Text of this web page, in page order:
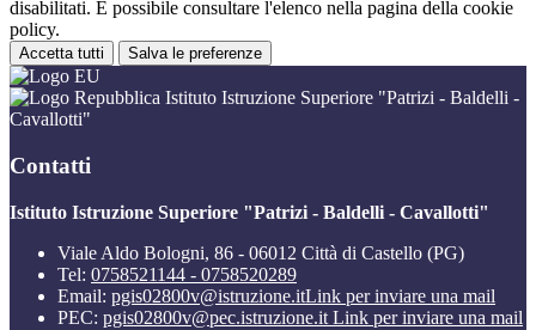
disabilitati. È possibile consultare l'elenco nella pagina della cookie
policy.
Accetta tutti Salva le preferenze
Istituto Istruzione Superiore "Patrizi - Baldelli -
Cavallotti"
Contatti
Istituto Istruzione Superiore "Patrizi - Baldelli - Cavallotti"
Viale Aldo Bologni, 86 - 06012 Città di Castello (PG)
Tel: 0758521144 - 0758520289
Email: pgis02800v@istruzione.itLink per inviare una mail
PEC: pgis02800v@pec.istruzione.it Link per inviare una mail